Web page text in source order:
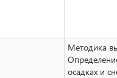
Методика
осадках и